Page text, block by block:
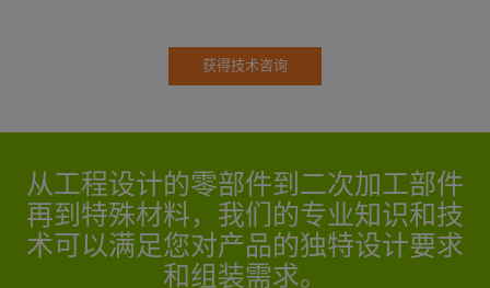
获得技术咨询
从工程设计的零部件到二次加工部件
再到特殊材料，我们的专业知识和技
术可以满足您对产品的独特设计要求
和组装需求。